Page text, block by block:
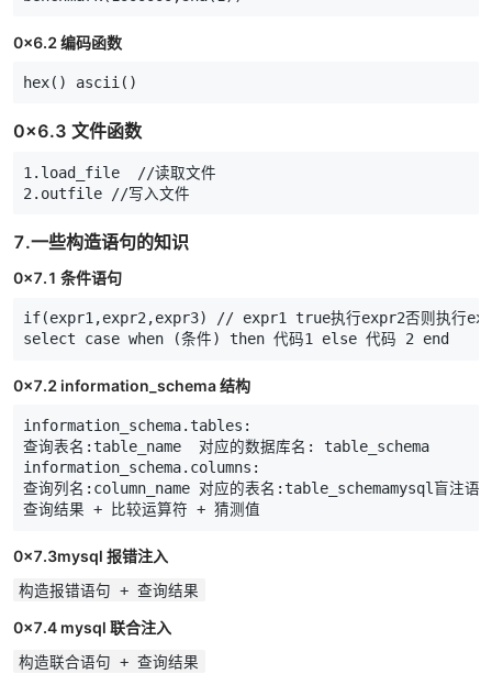
0x6.2 编码函数
hex() ascii ()
0x6.3 文件函数
1 . load_file //读取文件
2 . outfile //写入文件
7.一些构造语句的知识
0x7.1 条件语句
if(expr1 ,expr2 ,expr3) // expr1 true执行expr2否则执行
select
case when (条件) then 代码1 else 代码 2 end
0x7.2 information_schema 结构
information_schema.tables:
查询表名:table_name  对应的数据库名: table_schema
information_schema.columns:
查询列名:column_name 对应的表名:table_schemamysql盲注语
查询结果 + 比较运算符 + 猜测值
0x7.3mysql 报错注入
构造报错语句 + 查询结果
0x7.4 mysql 联合注入
构造联合语句 + 查询结果